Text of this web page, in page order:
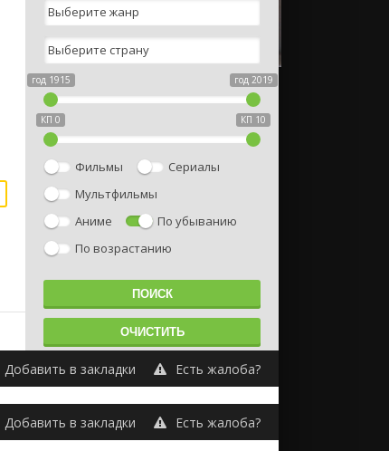
год 1915 год 2019
КП 0 КП 10
Фильмы
Сериалы
Мультфильмы
Аниме
По убыванию
По возрастанию
Добавить в закладки Есть жалоба?
Добавить в закладки Есть жалоба?